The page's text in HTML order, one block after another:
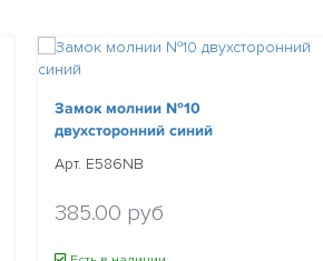
Замок молнии №10
двухсторонний синий
Арт. E586NB
385.00 руб